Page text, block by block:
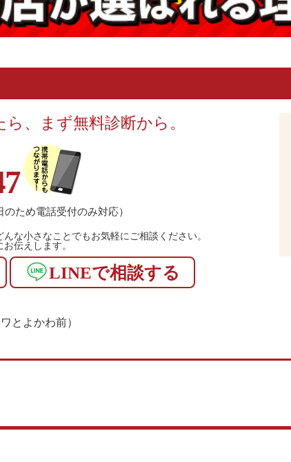
、まず無料診断から。
のため電話受付のみ対応）
な小さなことでもお気軽にご相談ください。
伝えします。
LINEで相談する
とよかわ前）